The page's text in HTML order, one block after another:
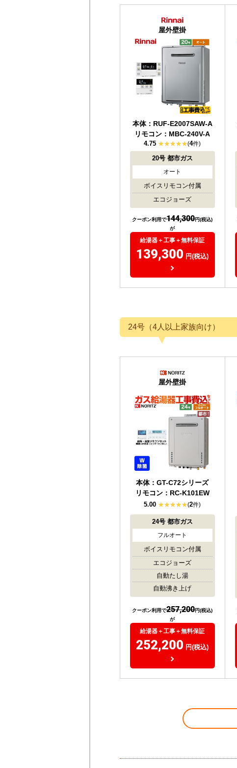
屋外壁掛
本体：RUF-E2007SAW-A
リモコン：MBC-240V-A
4.75 (4件)
20号都市ガス
オート
ボイスリモコン付属
エコジョーズ
クーポン利用で144,300円(税込)
が
給湯器＋工事＋無料保証
139,300 円(税込)
24号（4人以上家族向け）
屋外壁掛
本体：GT-C72シリーズ
リモコン：RC-K101EW
5.00 (2件)
24号都市ガス
フルオート
ボイスリモコン付属
エコジョーズ
自動たし湯
自動沸き上げ
クーポン利用で257,200円(税込)
が
給湯器＋工事＋無料保証
252,200 円(税込)